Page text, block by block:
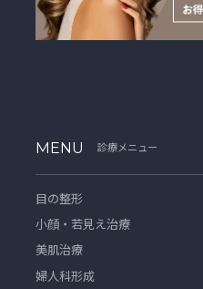
MENU 診療メニュー
目の整形
小顔・若見え治療
美肌治療
婦人科形成